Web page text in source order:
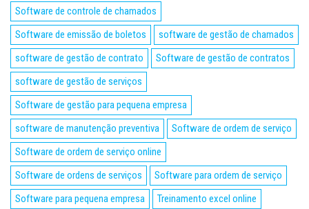
Software de controle de chamados
Software de emissão de boletos
software de gestão de chamados
software de gestão de contrato
Software de gestão de contratos
software de gestão de serviços
Software de gestão para pequena empresa
software de manutenção preventiva
Software de ordem de serviço
Software de ordem de serviço online
Software de ordens de serviços
Software para ordem de serviço
Software para pequena empresa
Treinamento excel online